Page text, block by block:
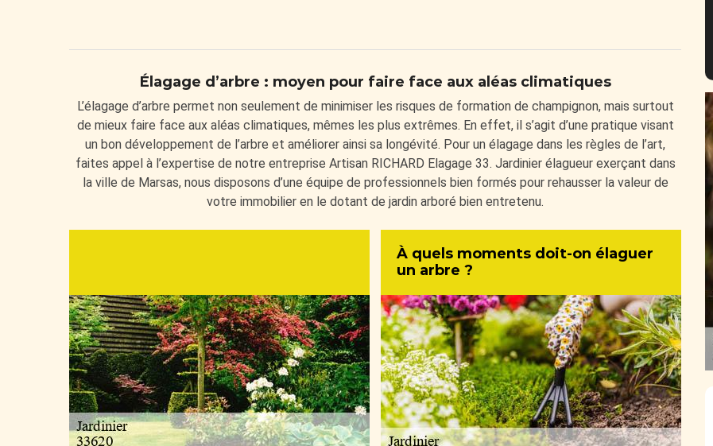
Élagage d’arbre : moyen pour faire face aux aléas climatiques
L’élagage d’arbre permet non seulement de minimiser les risques de formation de champignon, mais surtout
de mieux faire face aux aléas climatiques, mêmes les plus extrêmes. En effet, il s’agit d’une pratique visant
un bon développement de l’arbre et améliorer ainsi sa longévité. Pour un élagage dans les règles de l’art,
faites appel à l’expertise de notre entreprise Artisan RICHARD Elagage 33. Jardinier élagueur exerçant dans
la ville de Marsas, nous disposons d’une équipe de professionnels bien formés pour rehausser la valeur de
votre immobilier en le dotant de jardin arboré bien entretenu.
À quels moments doit-on élaguer
un arbre ?